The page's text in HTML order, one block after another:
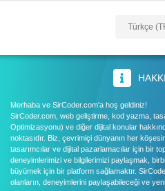
Merhaba ve SirCoder.com'a hoş geldiniz!
SirCoder.com, web geliştirme, kod yazma,
Optimizasyonu) ve diğer dijital konular
noktasıdır. Biz, çevrimiçi dünyanın her
tasarımcılar ve dijital pazarlamacılar için bir
deneyimlerimizi ve bilgilerimizi paylaşmak,
büyümek için bir platform sağlamaktır.
olanların, deneyimlerini paylaşabileceği ve